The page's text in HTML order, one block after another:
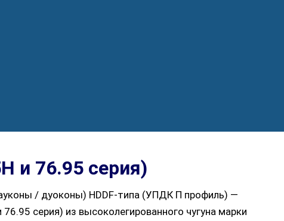
и 76.95 серия)
/ дуоконы) HDDF-типа (УПДК П профиль) —
серия) из высоколегированного чугуна марки